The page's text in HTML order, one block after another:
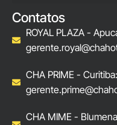
Contatos
ROYAL PLAZA -
CHA PRIME - Curitiba:
CHA MIME -